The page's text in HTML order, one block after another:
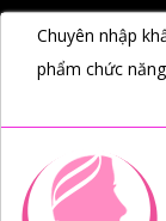
Chuyên nhập
phẩm chức